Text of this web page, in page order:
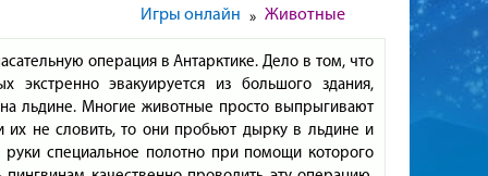
Игры онлайн » Животные
операция в Антарктике. Дело в том, что
экстренно эвакуируется из большого здания,
льдине. Многие животные просто выпрыгивают
их не словить, то они пробьют дырку в льдине и
руки специальное полотно при помощи которого